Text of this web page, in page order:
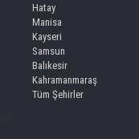
Hatay
Manisa
Kayseri
Samsun
Balıkesir
Kahramanmaraş
Tüm Şehirler